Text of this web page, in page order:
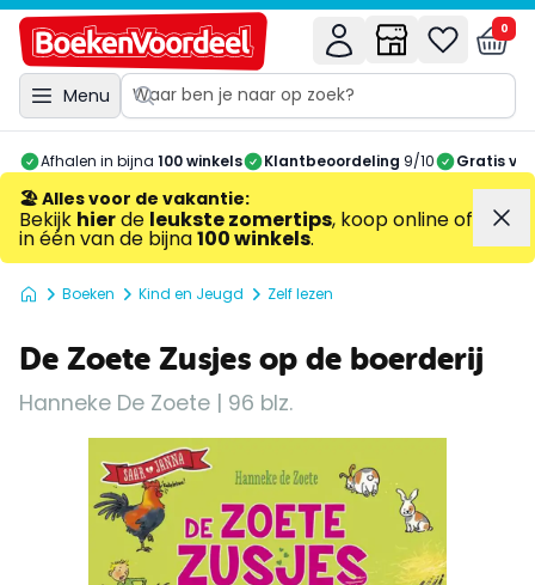
Menu
0
Afhalen in bijna 100 winkels Klantbeoordeling 9/10 Gratis
🏖️ Alles voor de vakantie:
Bekijk hierde leukste zomertips, koop online of
in één van de bijna100 winkels.
Boeken Kind en Jeugd Zelf lezen
De Zoete Zusjes op de boerderij
Hanneke De Zoete | 96 blz.